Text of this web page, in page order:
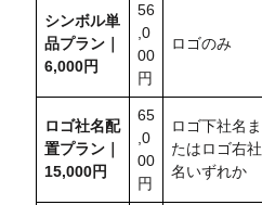
シンボル単
品プラン｜
6,000円
56
,0
00
円
ロゴのみ
ロゴ社名配
置プラン｜
15,000円
65
,0
00
円
ロゴ下社名ま
たはロゴ右社
名いずれか